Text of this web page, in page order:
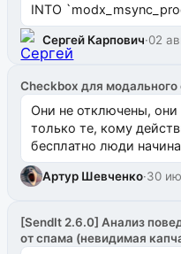
INTO
`uuid_1c`) VALUES ...
Сергей Карпович·02
Checkbox для модального
Они не отключены,
только те, кому
бесплатно люди
Артур Шевченко·30
[SendIt 2.6.0] Анализ
от спама (невидимая